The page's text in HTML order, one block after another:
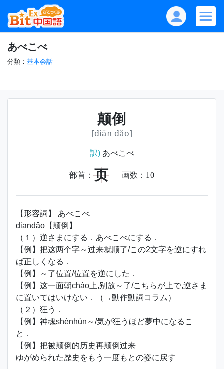
あべこべ
分類： 基本会話
颠倒
[diān dǎo]
訳)あべこべ
部首： 页 画数： 10
【形容詞】 あべこべ
diāndǎo【颠倒】
（１）逆さまにする．あべこべにする．
【例】把这两个字～过来就顺了/この2文字を逆にすれ
ば正しくなる．
【例】～了位置/位置を逆にした．
【例】这一面朝cháo上,别放～了/こちらが上で,逆さま
に置いてはいけない．（→動作動詞コラム）
（２）狂う．
【例】神魂shénhún～/気が狂うほど夢中になるこ
と．
【例】把被颠倒的历史再颠倒过来
ゆがめられた歴史をもう一度もとの姿に戻す